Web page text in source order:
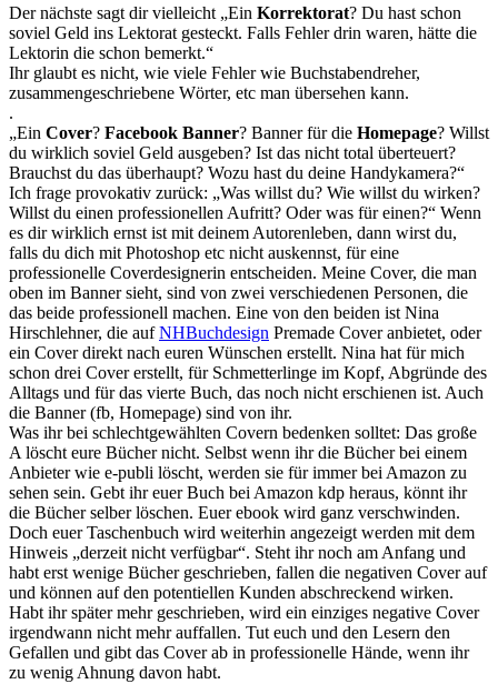
Der nächste sagt dir vielleicht „Ein Korrektorat? Du hast schon
soviel Geld ins Lektorat gesteckt. Falls Fehler drin waren, hätte die
Lektorin die schon bemerkt.“
Ihr glaubt es nicht, wie viele Fehler wie Buchstabendreher,
zusammengeschriebene Wörter, etc man übersehen kann.
.
„Ein Cover? Facebook Banner? Banner für die Homepage? Willst
du wirklich soviel Geld ausgeben? Ist das nicht total überteuert?
Brauchst du das überhaupt? Wozu hast du deine Handykamera?“
Ich frage provokativ zurück: „Was willst du? Wie willst du wirken?
Willst du einen professionellen Aufritt? Oder was für einen?“ Wenn
es dir wirklich ernst ist mit deinem Autorenleben, dann wirst du,
falls du dich mit Photoshop etc nicht auskennst, für eine
professionelle Coverdesignerin entscheiden. Meine Cover, die man
oben im Banner sieht, sind von zwei verschiedenen Personen, die
das beide professionell machen. Eine von den beiden ist Nina
Hirschlehner, die aufNHBuchdesign Premade Cover anbietet, oder
ein Cover direkt nach euren Wünschen erstellt. Nina hat für mich
schon drei Cover erstellt, für Schmetterlinge im Kopf, Abgründe des
Alltags und für das vierte Buch, das noch nicht erschienen ist. Auch
die Banner (fb, Homepage) sind von ihr.
Was ihr bei schlechtgewählten Covern bedenken solltet: Das große
A löscht eure Bücher nicht. Selbst wenn ihr die Bücher bei einem
Anbieter wie e-publi löscht, werden sie für immer bei Amazon zu
sehen sein. Gebt ihr euer Buch bei Amazon kdp heraus, könnt ihr
die Bücher selber löschen. Euer ebook wird ganz verschwinden.
Doch euer Taschenbuch wird weiterhin angezeigt werden mit dem
Hinweis „derzeit nicht verfügbar“. Steht ihr noch am Anfang und
habt erst wenige Bücher geschrieben, fallen die negativen Cover auf
und können auf den potentiellen Kunden abschreckend wirken.
Habt ihr später mehr geschrieben, wird ein einziges negative Cover
irgendwann nicht mehr auffallen. Tut euch und den Lesern den
Gefallen und gibt das Cover ab in professionelle Hände, wenn ihr
zu wenig Ahnung davon habt.